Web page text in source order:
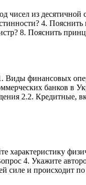
из
4.
8. Пояснить
операций
коммерческих
2.2. Кредитные,
характеристику
4. Укажите
и происходит